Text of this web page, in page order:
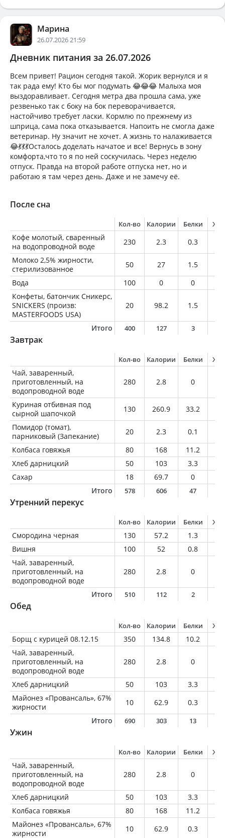
Марина
26.07.2026 21:59
Дневник питания за 26.07.2026
Всем привет! Рацион сегодня такой. Жорик вернулся и я
так рада ему! Кто бы мог подумать 😂😂😂 Малыха моя
выздоравливает. Сегодня метра два прошла сама, уже
резвенько так с боку на бок переворачивается,
настойчиво требует ласки. Кормлю по прежнему из
шприца, сама пока отказывается. Напоить не смогла даже
ветеринар. Ну значит не хочет. А жизнь то налаживается
😂💃💃💃Осталось доделать начатое и все! Вернусь в зону
комфорта,что то я по ней соскучилась. Через неделю
отпуск. Правда на второй работе отпуска нет, но и
работаю я там через день. Даже и не замечу её.
После сна
Кол-во Калории Белки
Кофе молотый, сваренный
на водопроводной воде
230 2.3 0.3
Молоко 2,5% жирности,
стерилизованное
50 27 1.5
Вода
100 0 0
Конфеты, батончик Сникерс,
SNICKERS (произв:
MASTERFOODS USA)
20 98.2 1.5
Итого 400 127 3
Завтрак
Кол-во Калории Белки
Чай, заваренный,
приготовленный, на
водопроводной воде
280 2.8 0
Куриная отбивная под
сырной шапочкой
130 260.9 33.2
Помидор (томат),
парниковый (Запекание)
20 2.3 0.1
Колбаса говяжья
80 168 11.2
Хлеб дарницкий
50 103 3.3
Сахар
18 69.7 0
Итого
578 606 47
Утренний перекус
Кол-во Калории Белки
Смородина черная 130 57.2 1.3
Вишня
100 52 0.8
Чай, заваренный,
приготовленный, на
водопроводной воде
280 2.8 0
Итого 510 112 2
Обед
Кол-во Калории Белки
Борщ с курицей 08.12.15 350 134.8 10.2
Чай, заваренный,
приготовленный, на
водопроводной воде
280 2.8 0
Хлеб дарницкий 50 103 3.3
Майонез «Провансаль», 67%
жирности
10 62.9 0.3
Итого
690 303 13
Ужин
Кол-во Калории Белки
Чай, заваренный,
приготовленный, на
водопроводной воде
280 2.8 0
Хлеб дарницкий 50 103 3.3
Колбаса говяжья
80 168 11.2
Майонез «Провансаль», 67%
жирности
10 62.9 0.3